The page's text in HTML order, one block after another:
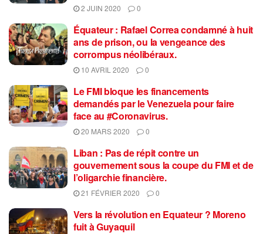
2 JUIN 2020 0
Équateur : Rafael Correa condamné à huit
ans de prison, ou la vengeance des
corrompus néolibéraux.
10 AVRIL 2020 0
Le FMI bloque les financements
demandés par le Venezuela pour faire
face au #Coronavirus.
20 MARS 2020 0
Liban : Pas de répit contre un
gouvernement sous la coupe du FMI et de
l’oligarchie financière.
21 FÉVRIER 2020 0
Vers la révolution en Equateur ? Moreno
fuit à Guyaquil